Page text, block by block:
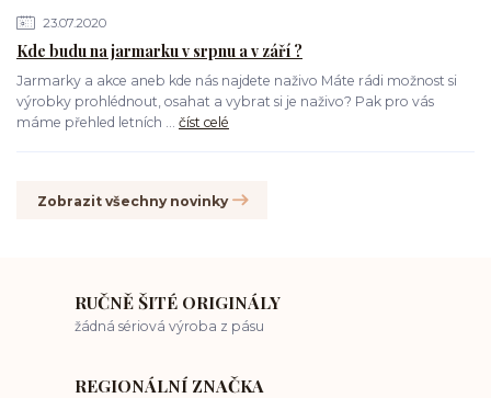
23.07.2020
Kde budu na jarmarku v srpnu a v září ?
Jarmarky a akce aneb kde nás najdete naživo Máte rádi možnost si
výrobky prohlédnout, osahat a vybrat si je naživo? Pak pro vás
máme přehled letních ... číst celé
Zobrazit všechny novinky
RUČNĚ ŠITÉ ORIGINÁLY
žádná sériová výroba z pásu
REGIONÁLNÍ ZNAČKA